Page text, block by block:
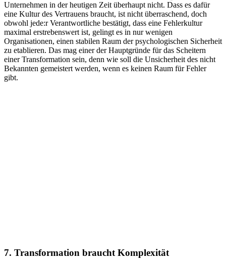
Unternehmen in der heutigen Zeit überhaupt nicht. Dass es dafür
eine Kultur des Vertrauens braucht, ist nicht überraschend, doch
obwohl jede:r Verantwortliche bestätigt, dass eine Fehlerkultur
maximal erstrebenswert ist, gelingt es in nur wenigen
Organisationen, einen stabilen Raum der psychologischen Sicherheit
zu etablieren. Das mag einer der Hauptgründe für das Scheitern
einer Transformation sein, denn wie soll die Unsicherheit des nicht
Bekannten gemeistert werden, wenn es keinen Raum für Fehler
gibt.
7. Transformation braucht Komplexität